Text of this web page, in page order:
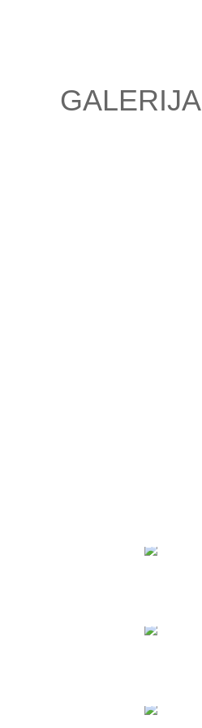
GALERIJA